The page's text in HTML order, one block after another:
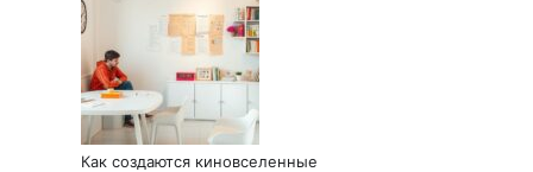
Как создаются киновселенные